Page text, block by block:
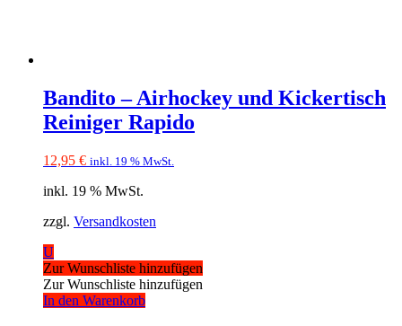
Bandito – Airhockey und Kickertisch
Reiniger Rapido
12,95 € inkl. 19 % MwSt.
inkl. 19 % MwSt.
zzgl. Versandkosten
U
Zur Wunschliste hinzufügen
Zur Wunschliste hinzufügen
In den Warenkorb